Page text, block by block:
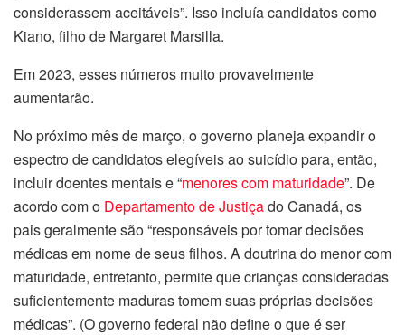
considerassem aceitáveis”. Isso incluía candidatos como
Kiano, filho de Margaret Marsilla.
Em 2023, esses números muito provavelmente
aumentarão.
No próximo mês de março, o governo planeja expandir o
espectro de candidatos elegíveis ao suicídio para, então,
incluir doentes mentais e “menores com maturidade”. De
acordo com o Departamento de Justiçado Canadá, os
pais geralmente são “responsáveis por tomar decisões
médicas em nome de seus filhos. A doutrina do menor com
maturidade, entretanto, permite que crianças consideradas
suficientemente maduras tomem suas próprias decisões
médicas”. (O governo federal não define o que é ser